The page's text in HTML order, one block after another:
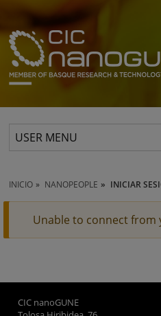
USER MENU
INICIO NANOPEOPLE INICIAR
Unable to connect from
CIC nanoGUNE